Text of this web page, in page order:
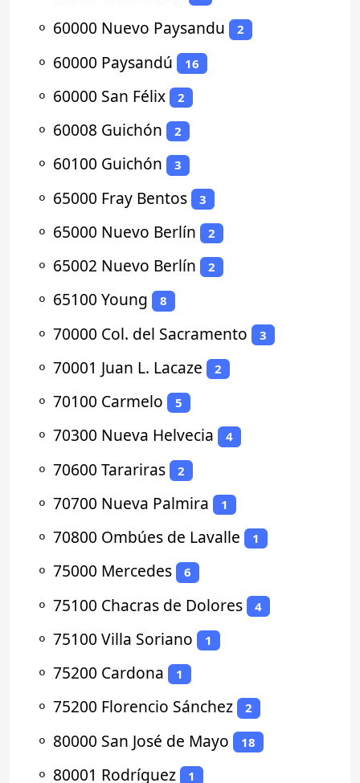
⚬ 60000 Nuevo Paysandu 2
⚬ 60000 Paysandú 16
⚬ 60000 San Félix 2
⚬ 60008 Guichón 2
⚬ 60100 Guichón 3
⚬ 65000 Fray Bentos 3
⚬ 65000 Nuevo Berlín 2
⚬ 65002 Nuevo Berlín 2
⚬ 65100 Young 8
⚬ 70000 Col. del Sacramento 3
⚬ 70001 Juan L. Lacaze 2
⚬ 70100 Carmelo 5
⚬ 70300 Nueva Helvecia 4
⚬ 70600 Tarariras 2
⚬ 70700 Nueva Palmira 1
⚬ 70800 Ombúes de Lavalle 1
⚬ 75000 Mercedes 6
⚬ 75100 Chacras de Dolores 4
⚬ 75100 Villa Soriano 1
⚬ 75200 Cardona 1
⚬ 75200 Florencio Sánchez 2
⚬ 80000 San José de Mayo 18
⚬ 80001 Rodríguez 1